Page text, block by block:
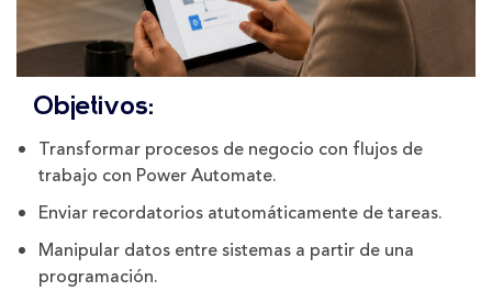
Objetivos:
Transformar procesos de negocio con flujos de
trabajo con Power Automate.
Enviar recordatorios atutomáticamente de tareas.
Manipular datos entre sistemas a partir de una
programación.